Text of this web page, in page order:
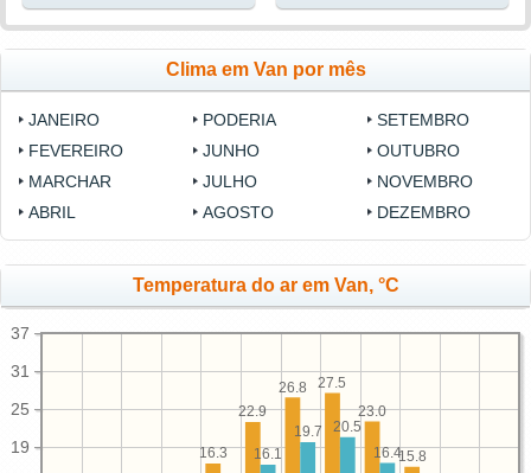
Clima em Van por mês
JANEIRO
FEVEREIRO
MARCHAR
ABRIL
PODERIA
JUNHO
JULHO
AGOSTO
SETEMBRO
OUTUBRO
NOVEMBRO
DEZEMBRO
Temperatura do ar em Van, °C
19
25
31
37
15.8
23.0
27.5
26.8
22.9
16.3
16.4
20.5
19.7
16.1